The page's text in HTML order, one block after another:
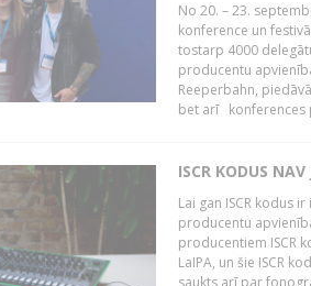
No 20. – 23.
konference un
tostarp 4000
producentu
Reeperbahn,
bet arī konferences
ISCR KODUS
Lai gan ISCR kodus
producentu
producentiem ISCR
LaIPA, un šie ISCR